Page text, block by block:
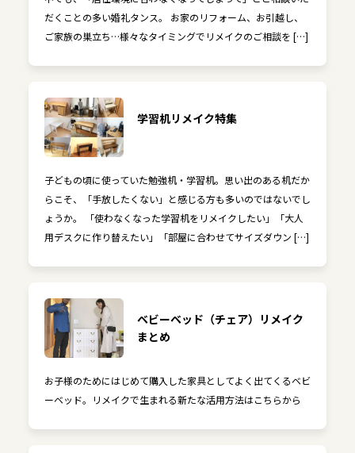
だくことの多い婚礼タンス。 お家のリフォーム、お引越し、
ご家族の巣立ち…様々なタイミングでリメイクのご相談を […]
学習机リメイク特集
子どもの頃に使っていた勉強机・学習机。思い出のある机だか
らこそ、「手放したくない」と感じる方も多いのではないでし
ょうか。 「使わなくなった学習机をリメイクしたい」「大人
用デスクに作り替えたい」「部屋に合わせてサイズダウン […]
ベビーベッド（チェア）リメイク
まとめ
お子様のためにはじめて購入した家具としてよく出てくるベビ
ーベッド。リメイクで生まれる新たな活用方法はこちらから